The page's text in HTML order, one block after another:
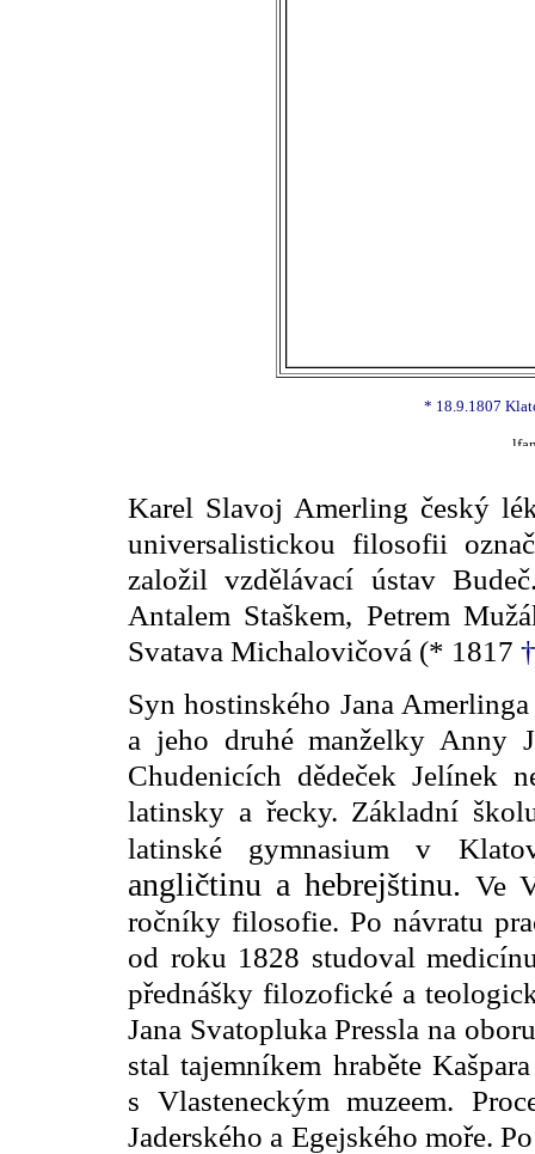
* 18.9.1807
Karel Slavoj Amerling český
universalistickou filosofii
založil vzdělávací ústav
Antalem Staškem, Petrem
Svatava Michalovičová (* 1817
Syn hostinského Jana
a jeho druhé manželky Anny
Chudenicích dědeček Jelínek
latinsky a řecky. Základní
latinské gymnasium v
angličtinu a hebrejštinu. Ve
ročníky filosofie. Po návratu
od roku 1828 studoval
přednášky filozofické a
Jana Svatopluka Pressla na
stal tajemníkem hraběte
s Vlasteneckým muzeem.
Jaderského a Egejského moře.